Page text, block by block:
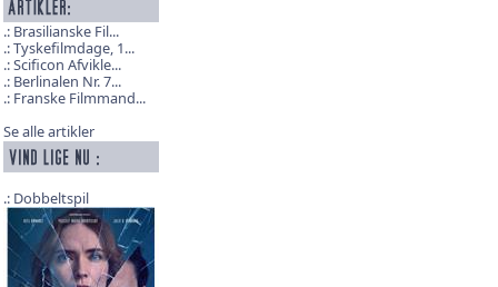
Brasilianske Fil...
Tyskefilmdage, 1...
Scificon Afvikle...
Berlinalen Nr. 7...
Franske Filmmand...
Se alle artikler
Dobbeltspil